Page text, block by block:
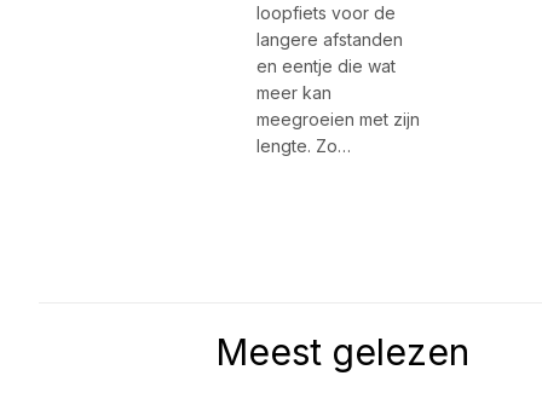
loopfiets voor de
langere afstanden
en eentje die wat
meer kan
meegroeien met zijn
lengte. Zo…
Meest gelezen